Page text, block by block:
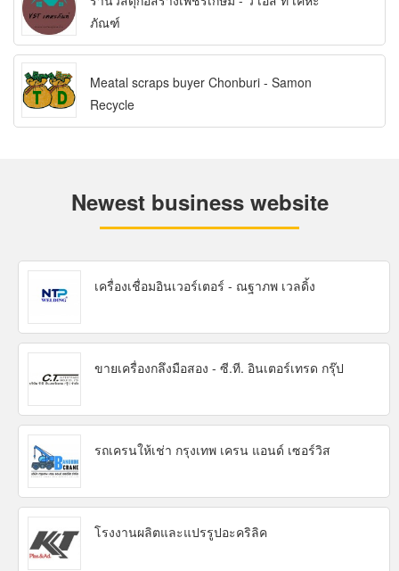
ภัณฑ์
Meatal scraps buyer Chonburi - Samon
Recycle
Newest business website
เครื่องเชื่อมอินเวอร์เตอร์ - ณฐาภพ เวลดิ้ง
ขายเครื่องกลึงมือสอง - ซี.ที. อินเตอร์เทรด กรุ๊ป
รถเครนให้เช่า กรุงเทพ เครน แอนด์ เซอร์วิส
โรงงานผลิตและแปรรูปอะคริลิค